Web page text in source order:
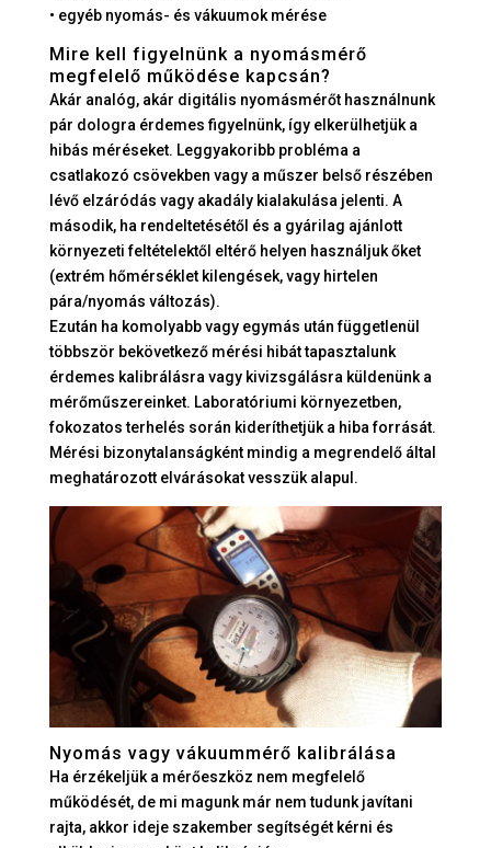
• egyéb nyomás- és vákuumok mérése
Mire kell figyelnünk a nyomásmérő
megfelelő működése kapcsán?
Akár analóg, akár digitális nyomásmérőt használnunk
pár dologra érdemes figyelnünk, így elkerülhetjük a
hibás méréseket. Leggyakoribb probléma a
csatlakozó csövekben vagy a műszer belső részében
lévő elzáródás vagy akadály kialakulása jelenti. A
második, ha rendeltetésétől és a gyárilag ajánlott
környezeti feltételektől eltérő helyen használjuk őket
(extrém hőmérséklet kilengések, vagy hirtelen
pára/nyomás változás).
Ezután ha komolyabb vagy egymás után függetlenül
többször bekövetkező mérési hibát tapasztalunk
érdemes kalibrálásra vagy kivizsgálásra küldenünk a
mérőműszereinket. Laboratóriumi környezetben,
fokozatos terhelés során kideríthetjük a hiba forrását.
Mérési bizonytalanságként mindig a megrendelő által
meghatározott elvárásokat vesszük alapul.
Nyomás vagy vákuummérő kalibrálása
Ha érzékeljük a mérőeszköz nem megfelelő
működését, de mi magunk már nem tudunk javítani
rajta, akkor ideje szakember segítségét kérni és